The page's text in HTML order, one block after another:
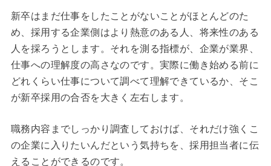
新卒はまだ仕事をしたことがないことがほとんどのた
め、採用する企業側はより熱意のある人、将来性のある
人を採ろうとします。それを測る指標が、企業が業界、
仕事への理解度の高さなのです。実際に働き始める前に
どれくらい仕事について調べて理解できているか、そこ
が新卒採用の合否を大きく左右します。
職務内容までしっかり調査しておけば、それだけ強くこ
の企業に入りたいんだという気持ちを、採用担当者に伝
えることができるのです。